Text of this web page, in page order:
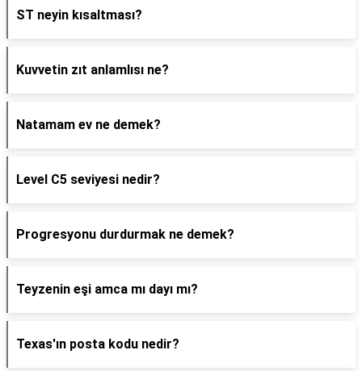
ST neyin kısaltması?
Kuvvetin zıt anlamlısı ne?
Natamam ev ne demek?
Level C5 seviyesi nedir?
Progresyonu durdurmak ne demek?
Teyzenin eşi amca mı dayı mı?
Texas'ın posta kodu nedir?